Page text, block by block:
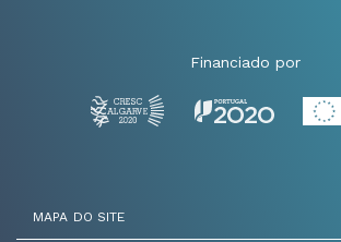
Financiado por
MAPA DO SITE